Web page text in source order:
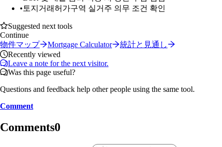
• 토지거래허가구역 실거주 의무 조건 확인
Suggested next tools
Continue
物件マップ
Mortgage Calculator
統計と見通し
Recently viewed
Leave a note for the next visitor.
Was this page useful?
Questions and feedback help other people using the same tool.
Comment
Comments0